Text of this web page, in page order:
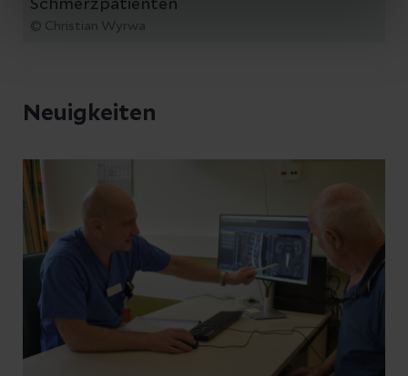
Schmerzpatienten
© Christian Wyrwa
Neuigkeiten